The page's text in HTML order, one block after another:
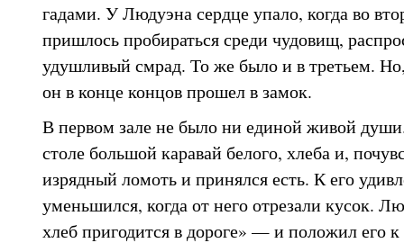
гадами. У Людуэна сердце упало, когда во
пришлось пробираться среди чудовищ,
удушливый смрад. То же было и в третьем.
он в конце концов прошел в замок.
В первом зале не было ни единой живой
столе большой каравай белого, хлеба и,
изрядный ломоть и принялся есть. К его
уменьшился, когда от него отрезали кусок.
хлеб пригодится в дороге» — и положил его к